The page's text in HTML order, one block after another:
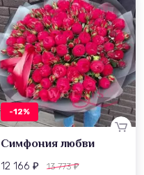
-12%
Симфония любви
12 166 ₽ 13 773₽